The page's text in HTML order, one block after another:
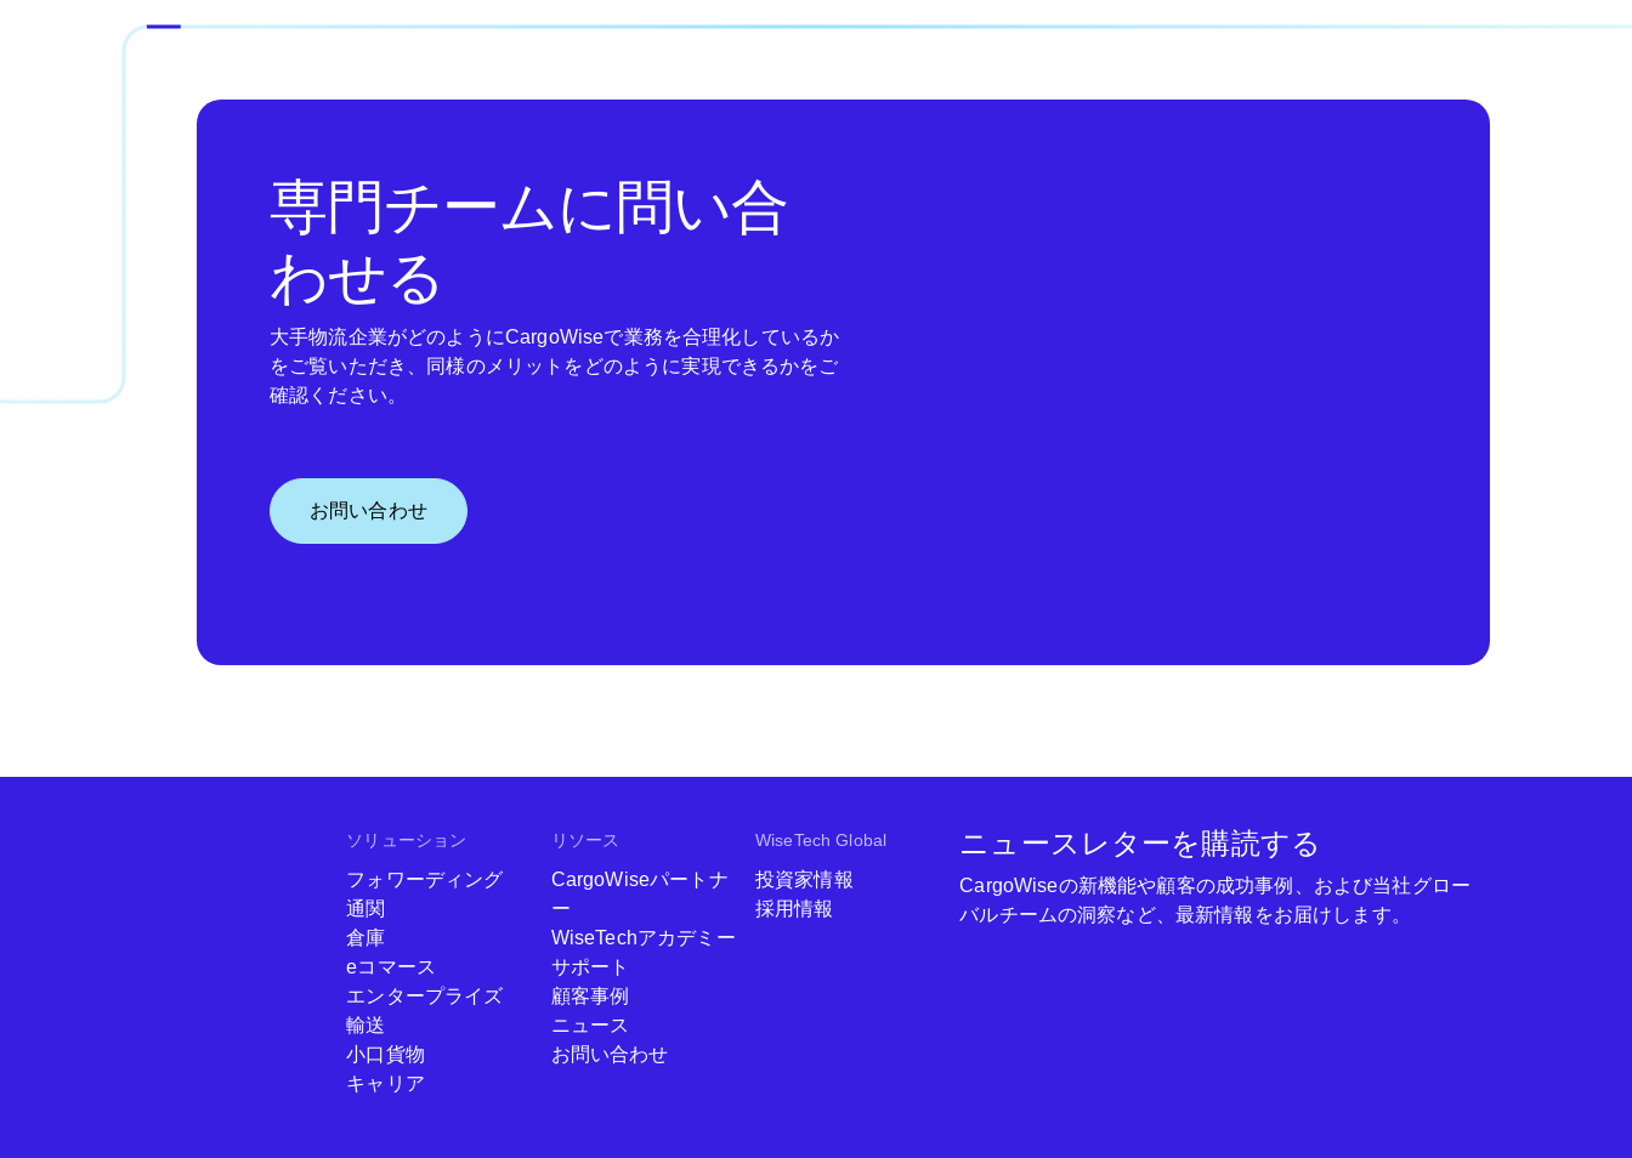
専門チームに問い合
わせる
大手物流企業がどのようにCargoWiseで業務を合理化しているか
をご覧いただき、同様のメリットをどのように実現できるかをご
確認ください。
お問い合わせ
ソリューション
フォワーディング
通関
倉庫
eコマース
エンタープライズ
輸送
小口貨物
キャリア
リソース
CargoWiseパートナ
ー
WiseTechアカデミー
サポート
顧客事例
ニュース
お問い合わせ
WiseTech Global
投資家情報
採用情報
ニュースレターを購読する
CargoWiseの新機能や顧客の成功事例、および当社グロー
バルチームの洞察など、最新情報をお届けします。